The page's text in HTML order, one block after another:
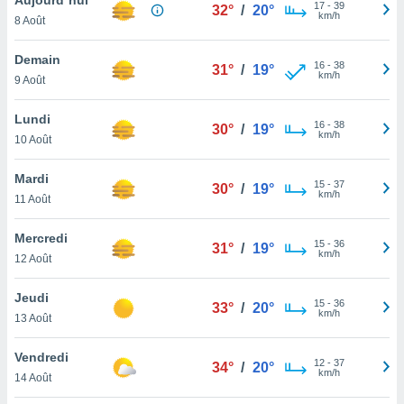
et
»,
au
vous
qu'ils
ou
le
ainsi
un
la
du
8 Août
32° / 20° 17- 39
km/h
Demain
9 Août
31° / 19° 16- 38
km/h
Lundi
10 Août
30° / 19° 16- 38
km/h
Mardi
11 Août
30° / 19° 15- 37
km/h
Mercredi
12 Août
31° / 19° 15- 36
km/h
Jeudi
13 Août
33° / 20° 15- 36
km/h
Vendredi
14 Août
34° / 20° 12- 37
km/h